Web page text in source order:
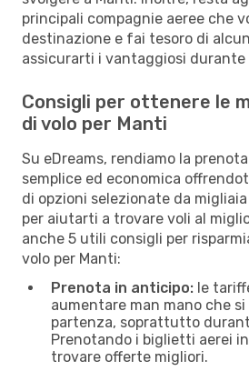
principali compagnie aeree che
destinazione e fai tesoro di
assicurarti i vantaggiosi durante
Consigli per ottenere le
di volo per Manti
Su eDreams, rendiamo la
semplice ed economica
di opzioni selezionate da
per aiutarti a trovare voli al
anche 5 utili consigli per
volo per Manti:
Prenota in anticipo: le
aumentare man mano che
partenza, soprattutto
Prenotando i biglietti aerei
trovare offerte migliori.